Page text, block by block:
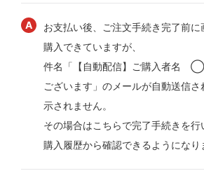
お支払い後、ご注文手続き完了前
購入できていますが、
件名「【自動配信】ご購入者名
ございます」のメールが自動送信
示されません。
その場合はこちらで完了手続きを行
購入履歴から確認できるようになり